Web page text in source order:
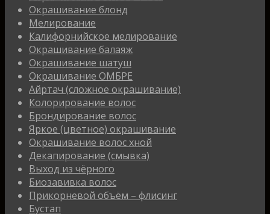
Окрашивание блонд
Мелирование
Калифорнийское мелирование
Окрашивание балаяж
Окрашивание шатуш
Окрашивание ОМБРЕ
Айртач (сложное окрашивание)
Колорирование волос
Брондирование волос
Яркое (цветное) окрашивание
Окрашивание волос хной
Декапирование (смывка)
Выход из чёрного
Биозавивка волос
Прикорневой объём – флисинг
Бустап